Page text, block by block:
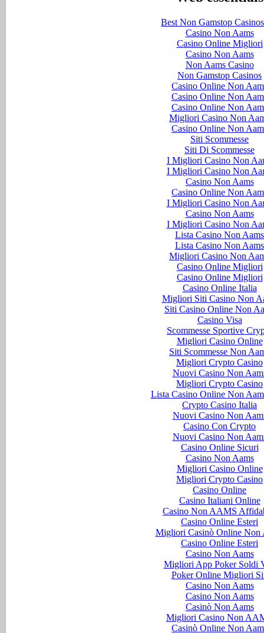
Best Non Gamstop
Casino Non Aams
Casino Online Migliori
Casino Non Aams
Non Aams Casino
Non Gamstop Casinos
Casino Online Non
Casino Online Non
Casino Online Non
Migliori Casino Non
Casino Online Non
Siti Scommesse
Siti Di Scommesse
I Migliori Casino Non
I Migliori Casino Non
Casino Non Aams
Casino Online Non
I Migliori Casino Non
Casino Non Aams
I Migliori Casino Non
Lista Casino Non Aams
Lista Casino Non Aams
Migliori Casino Non
Casino Online Migliori
Casino Online Migliori
Casino Online Italia
Migliori Siti Casino Non
Siti Casino Online Non
Casino Visa
Scommesse Sportive
Migliori Casino Online
Siti Scommesse Non
Migliori Crypto Casino
Nuovi Casino Non
Migliori Crypto Casino
Lista Casino Online Non
Crypto Casino Italia
Nuovi Casino Non
Casino Con Crypto
Nuovi Casino Non
Casino Online Sicuri
Casino Non Aams
Migliori Casino Online
Migliori Crypto Casino
Casino Online
Casino Italiani Online
Casino Non AAMS
Casino Online Esteri
Migliori Casinò Online Non
Casino Online Esteri
Casino Non Aams
Migliori App Poker Soldi
Poker Online Migliori
Casino Non Aams
Casino Non Aams
Casinò Non Aams
Migliori Casino Non
Casinò Online Non